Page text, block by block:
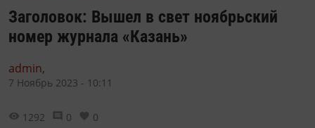
Заголовок: Вышел в свет ноябрьский
номер журнала «Казань»
admin,
7 Ноябрь 2023 - 10:11
1292 0 0